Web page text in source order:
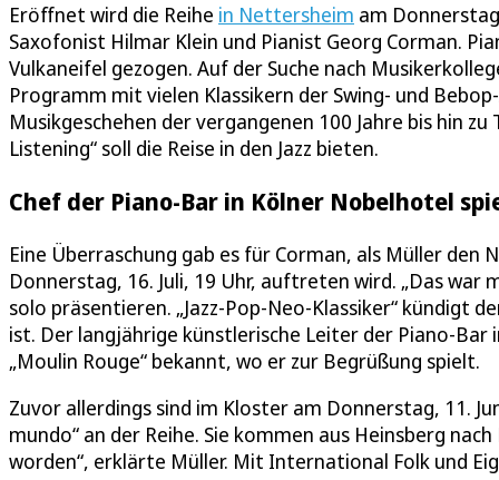
Eröffnet wird die Reihe in Nettersheim am
Saxofonist Hilmar Klein und Pianist Georg Corman.
Vulkaneifel gezogen. Auf der Suche nach
Programm mit vielen Klassikern der Swing- und
Musikgeschehen der vergangenen 100 Jahre bis hin
Listening“ soll die Reise in den Jazz bieten.
Chef der Piano-Bar in Kölner Nobelhotel
Eine Überraschung gab es für Corman, als Müller
Donnerstag, 16. Juli, 19 Uhr, auftreten wird. „Das war
solo präsentieren. „Jazz-Pop-Neo-Klassiker“ kündigt
ist. Der langjährige künstlerische Leiter der Piano-Bar
„Moulin Rouge“ bekannt, wo er zur Begrüßung spielt.
Zuvor allerdings sind im Kloster am Donnerstag, 11.
mundo“ an der Reihe. Sie kommen aus Heinsberg
worden“, erklärte Müller. Mit International Folk und